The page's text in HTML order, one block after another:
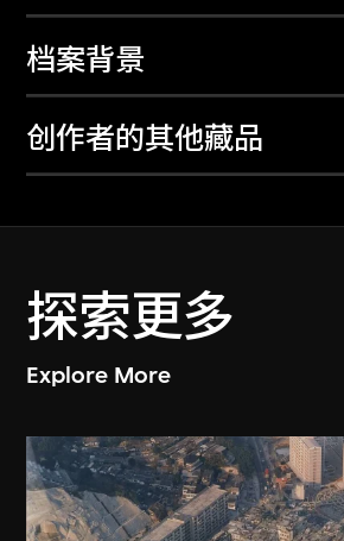
档案背景
创作者的其他藏品
探索更多
Explore More